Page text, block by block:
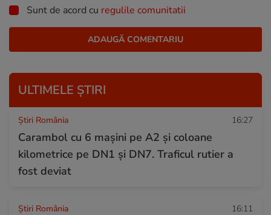
Sunt de acord cu regulile comunitatii
ULTIMELE ȘTIRI
Știri România 16:27
Carambol cu 6 mașini pe A2 și coloane
kilometrice pe DN1 și DN7. Traficul rutier a
fost deviat
Știri România 16:11